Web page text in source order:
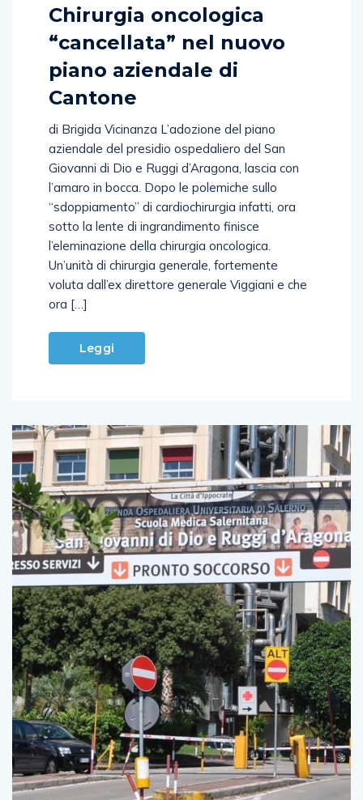
Chirurgia oncologica
“cancellata” nel nuovo
piano aziendale di
Cantone
di Brigida Vicinanza L’adozione del piano
aziendale del presidio ospedaliero del San
Giovanni di Dio e Ruggi d’Aragona, lascia con
l’amaro in bocca. Dopo le polemiche sullo
“sdoppiamento” di cardiochirurgia infatti, ora
sotto la lente di ingrandimento finisce
l’eleminazione della chirurgia oncologica.
Un’unità di chirurgia generale, fortemente
voluta dall’ex direttore generale Viggiani e che
ora […]
Leggi